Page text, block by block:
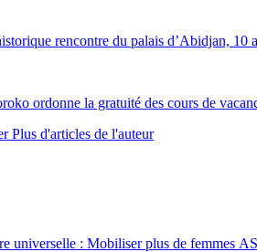
rencontre du palais d’Abidjan, 10
ordonne la gratuité des cours de
Plus d'articles de l'auteur
universelle : Mobiliser plus de femmes